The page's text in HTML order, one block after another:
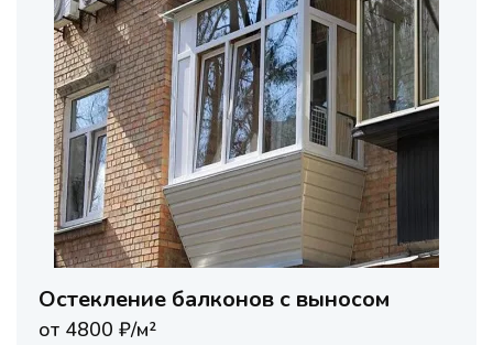
Остекление балконов с выносом
от 4800 ₽/м²